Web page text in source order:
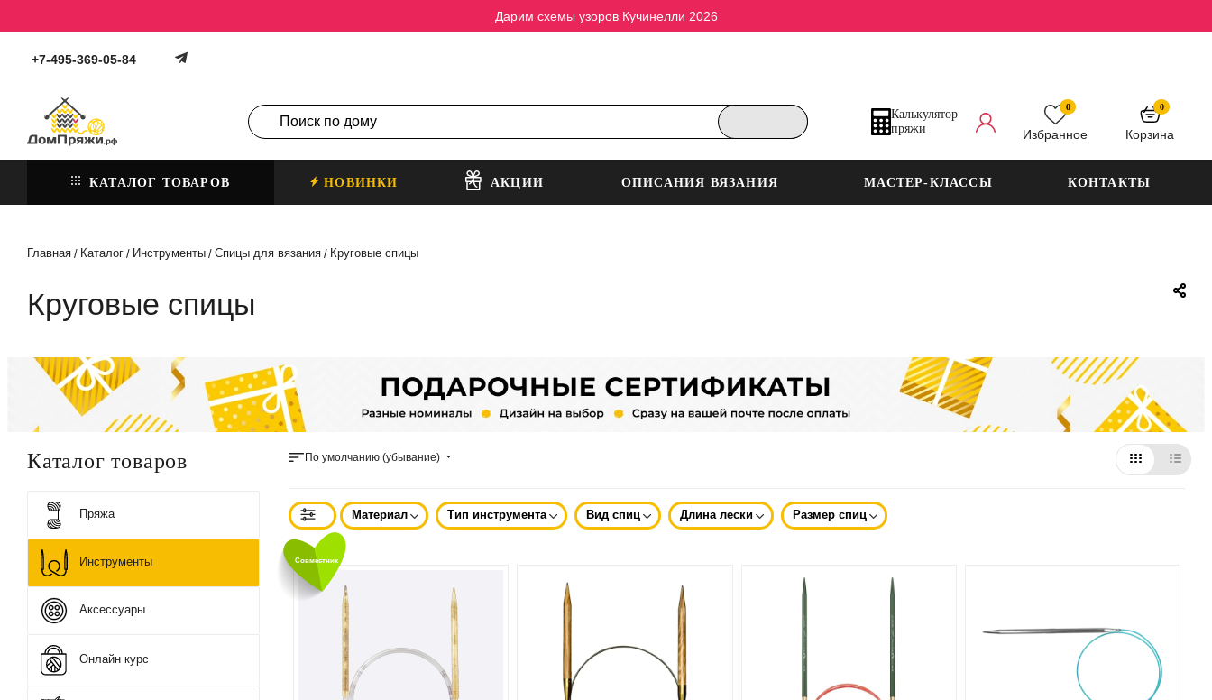
Дарим схемы узоров Кучинелли 2026
+7-495-369-05-84
Калькулятор
пряжи
Избранное
0
Корзина
0
КАТАЛОГ ТОВАРОВ НОВИНКИ АКЦИИ ОПИСАНИЯ ВЯЗАНИЯ МАСТЕР-КЛАССЫ КОНТАКТЫ
Главная / Каталог / Инструменты / Спицы для вязания / Круговые спицы
Круговые спицы
По умолчанию (убывание)
Материал Тип инструмента Вид спиц Длина лески Размер спиц
Совместник
Каталог товаров
Пряжа
Инструменты
Аксессуары
Онлайн курс